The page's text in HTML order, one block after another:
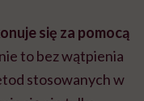
się za pomocą
to bez wątpienia
stosowanych w